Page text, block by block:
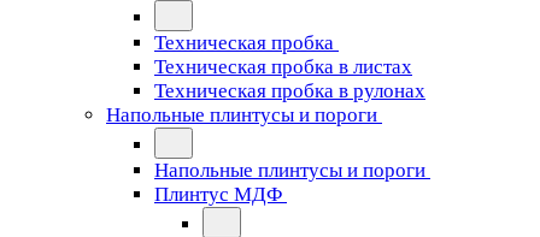
Техническая пробка
Техническая пробка в листах
Техническая пробка в рулонах
Напольные плинтусы и пороги
Напольные плинтусы и пороги
Плинтус МДФ